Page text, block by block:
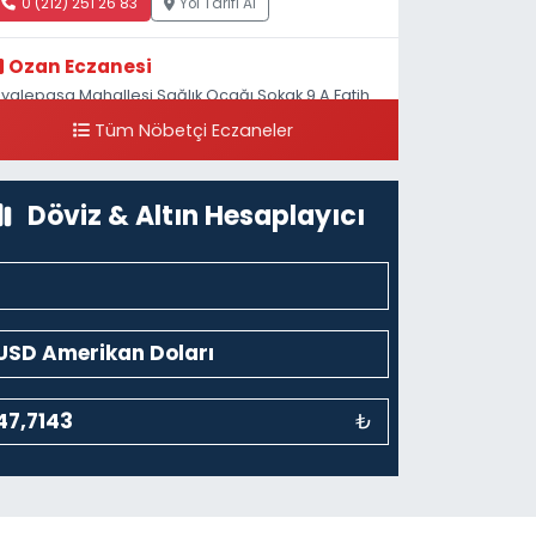
Ozan Eczanesi
Mahallesi Sağlık Ocağı Sokak 9 A Fatih
Tüm Nöbetçi Eczaneler
Döviz & Altın Hesaplayıcı
₺